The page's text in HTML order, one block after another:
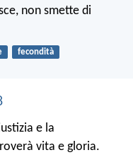
non smette di
fecondità
e la
vita e gloria.